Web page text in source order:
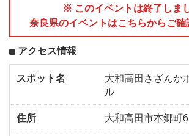
※ このイベントは終了しまし
奈良県のイベントはこちらからご確
アクセス情報
スポット名
大和高田さざん
ル
住所
大和高田市本郷町